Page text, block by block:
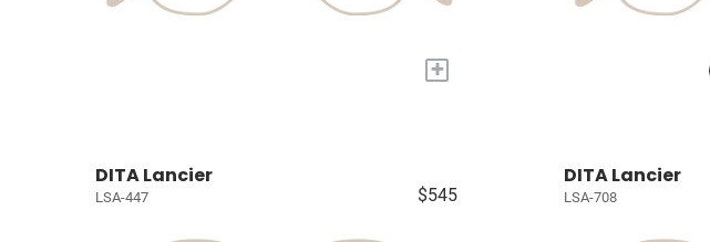
+
DITA Lancier
LSA-447 $545
DITA Lancier
LSA-708